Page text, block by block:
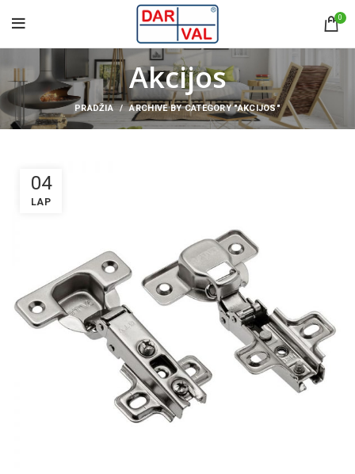
0
Akcijos
PRADŽIA ARCHIVE BY CATEGORY "AKCIJOS"
04
LAP